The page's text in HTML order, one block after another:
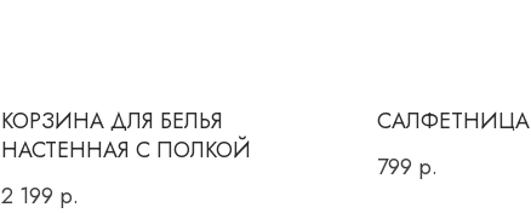
КОРЗИНА ДЛЯ БЕЛЬЯ
НАСТЕННАЯ С ПОЛКОЙ
2 199 р.
САЛФЕТНИЦА
799 р.